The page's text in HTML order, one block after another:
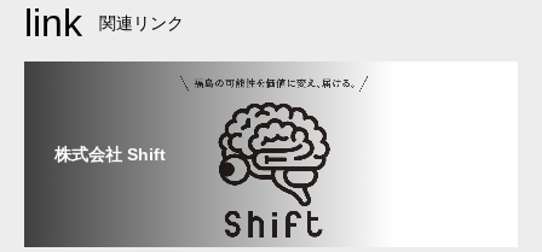
link 関連リンク
株式会社 Shift